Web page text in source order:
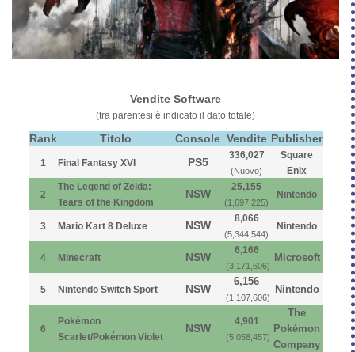
Vendite Software
(tra parentesi è indicato il dato totale)
Rank Titolo Console Vendite Publisher
1 Final Fantasy XVI PS5
336,027
(Nuovo)
Square
Enix
2
The Legend of Zelda:
Tears of the Kingdom
NSW
25,155
(1,697,225)
Nintendo
3 Mario Kart 8 Deluxe NSW
8,066
(5,344,544)
Nintendo
4 Minecraft NSW
6,166
(3,171,606)
Microsoft
5 Nintendo Switch Sport NSW
6,156
(1,107,606)
Nintendo
6
Pokémon
Scarlet/Pokémon Violet
NSW
4,901
(5,058,457)
The
Pokémon
Company